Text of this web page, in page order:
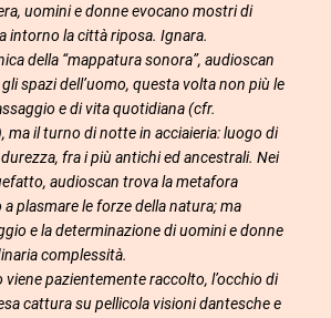
uomini e donne evocano mostri di
intorno la città riposa. Ignara.
della “mappatura sonora”, audioscan
spazi dell’uomo, questa volta non più le
e di vita quotidiana (cfr.
ma il turno di notte in acciaieria: luogo di
fra i più antichi ed ancestrali. Nei
audioscan trova la metafora
plasmare le forze della natura; ma
e la determinazione di uomini e donne
complessità.
pazientemente raccolto, l’occhio di
cattura su pellicola visioni dantesche e